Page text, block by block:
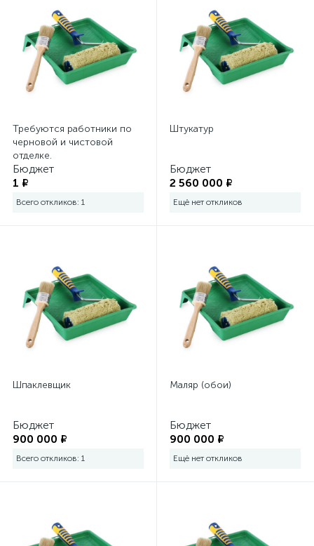
Требуются работники по
черновой и чистовой
отделке.
Бюджет
1 ₽
Всего откликов: 1
Штукатур
Бюджет
2 560 000 ₽
Ещё нет откликов
Шпаклевщик
Бюджет
900 000 ₽
Всего откликов: 1
Маляр (обои)
Бюджет
900 000 ₽
Ещё нет откликов